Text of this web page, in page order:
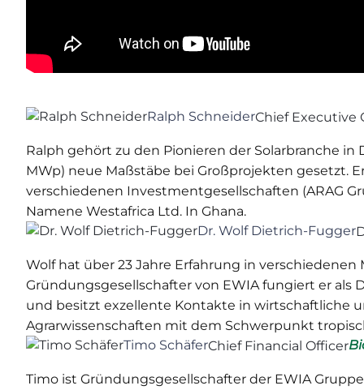
Ralph SchneiderChief Executive
Ralph gehört zu den Pionieren der Solarbranche
MWp) neue Maßstäbe bei Großprojekten gesetzt.
verschiedenen Investmentgesellschaften (ARAG
Namene Westafrica Ltd. In Ghana.
Dr. Wolf Dietrich-Fugger
Wolf hat über 23 Jahre Erfahrung in
Gründungsgesellschafter von EWIA fungiert er als
und besitzt exzellente Kontakte in wirtschaftliche
Agrarwissenschaften mit dem Schwerpunkt
Timo SchäferChief Financial Officer
Timo ist Gründungsgesellschafter der EWIA